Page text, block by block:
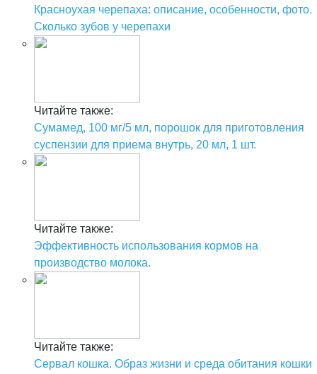
Красноухая черепаха: описание, особенности, фото.
Сколько зубов у черепахи
Читайте также:
Сумамед, 100 мг/5 мл, порошок для приготовления
суспензии для приема внутрь, 20 мл, 1 шт.
Читайте также:
Эффективность использования кормов на
производство молока.
Читайте также:
Сервал кошка. Образ жизни и среда обитания кошки